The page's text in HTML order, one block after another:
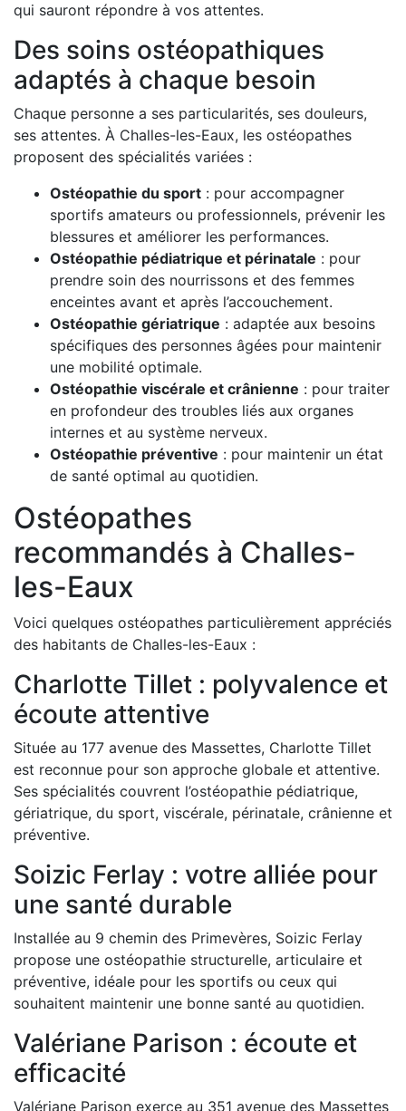
qui sauront répondre à vos attentes.
Des soins ostéopathiques
adaptés à chaque besoin
Chaque personne a ses particularités, ses douleurs,
ses attentes. À Challes-les-Eaux, les ostéopathes
proposent des spécialités variées :
Ostéopathie du sport : pour accompagner
sportifs amateurs ou professionnels, prévenir les
blessures et améliorer les performances.
Ostéopathie pédiatrique et périnatale : pour
prendre soin des nourrissons et des femmes
enceintes avant et après l’accouchement.
Ostéopathie gériatrique : adaptée aux besoins
spécifiques des personnes âgées pour maintenir
une mobilité optimale.
Ostéopathie viscérale et crânienne : pour traiter
en profondeur des troubles liés aux organes
internes et au système nerveux.
Ostéopathie préventive : pour maintenir un état
de santé optimal au quotidien.
Ostéopathes
recommandés à Challes-
les-Eaux
Voici quelques ostéopathes particulièrement appréciés
des habitants de Challes-les-Eaux :
Charlotte Tillet : polyvalence et
écoute attentive
Située au 177 avenue des Massettes, Charlotte Tillet
est reconnue pour son approche globale et attentive.
Ses spécialités couvrent l’ostéopathie pédiatrique,
gériatrique, du sport, viscérale, périnatale, crânienne et
préventive.
Soizic Ferlay : votre alliée pour
une santé durable
Installée au 9 chemin des Primevères, Soizic Ferlay
propose une ostéopathie structurelle, articulaire et
préventive, idéale pour les sportifs ou ceux qui
souhaitent maintenir une bonne santé au quotidien.
Valériane Parison : écoute et
efficacité
Valériane Parison exerce au 351 avenue des Massettes